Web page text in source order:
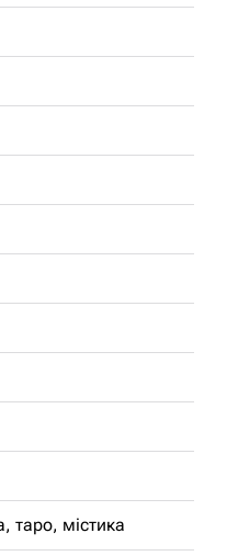
таро, містика